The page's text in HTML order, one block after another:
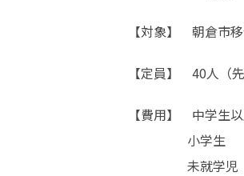
【対象】　朝倉市
【定員】　40人（
【費用】　中学生
小学生　　
未就学児　